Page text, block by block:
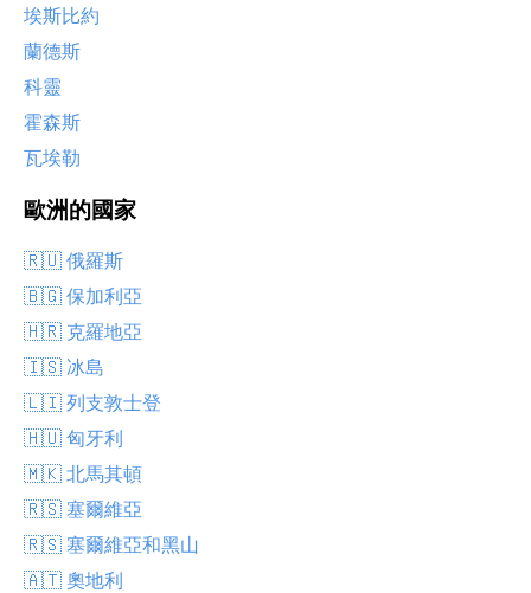
埃斯比約
蘭德斯
科靈
霍森斯
瓦埃勒
歐洲的國家
🇷🇺 俄羅斯
🇧🇬 保加利亞
🇭🇷 克羅地亞
🇮🇸 冰島
🇱🇮 列支敦士登
🇭🇺 匈牙利
🇲🇰 北馬其頓
🇷🇸 塞爾維亞
🇷🇸 塞爾維亞和黑山
🇦🇹 奧地利